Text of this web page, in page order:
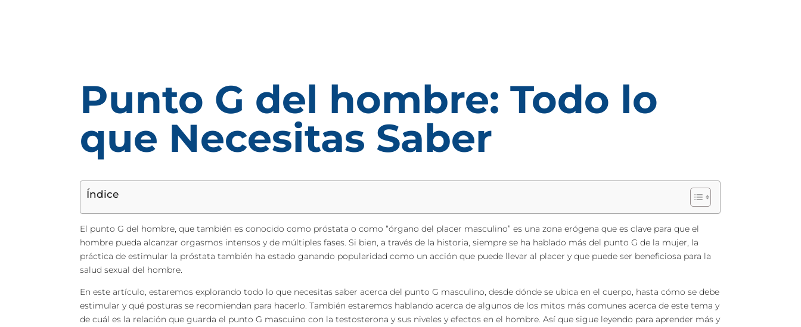
Punto G del hombre: Todo lo
que Necesitas Saber
Índice
El punto G del hombre, que también es conocido como próstata o como “órgano del placer masculino” es una zona erógena que es clave para que el
hombre pueda alcanzar orgasmos intensos y de múltiples fases. Si bien, a través de la historia, siempre se ha hablado más del punto G de la mujer, la
práctica de estimular la próstata también ha estado ganando popularidad como un acción que puede llevar al placer y que puede ser beneficiosa para la
salud sexual del hombre.
En este artículo, estaremos explorando todo lo que necesitas saber acerca del punto G masculino, desde dónde se ubica en el cuerpo, hasta cómo se debe
estimular y qué posturas se recomiendan para hacerlo. También estaremos hablando acerca de algunos de los mitos más comunes acerca de este tema y
de cuál es la relación que guarda el punto G mascuino con la testosterona y sus niveles y efectos en el hombre. Así que sigue leyendo para aprender más y